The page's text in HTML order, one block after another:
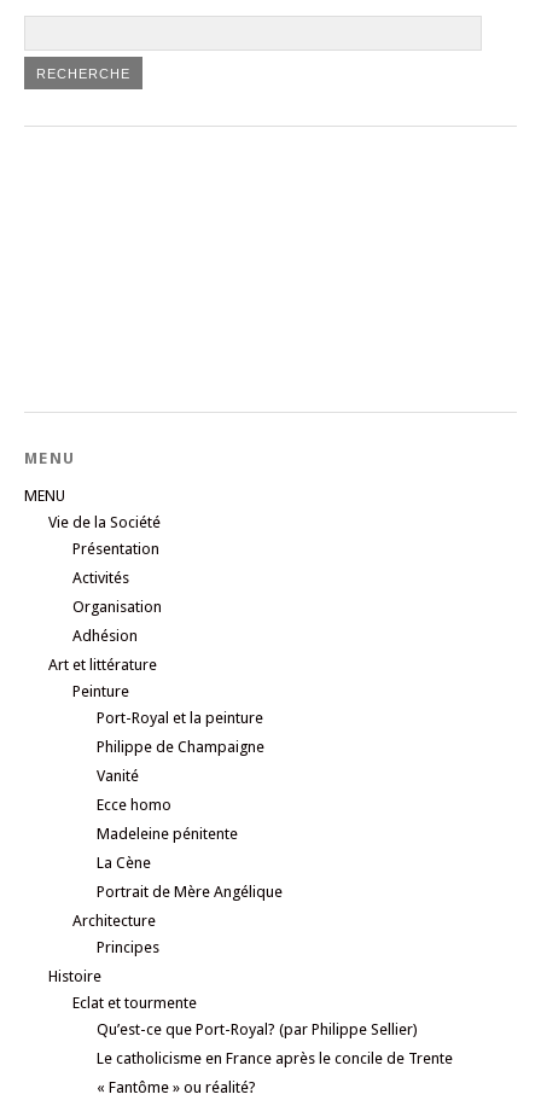
MENU
MENU
Vie de la Société
Présentation
Activités
Organisation
Adhésion
Art et littérature
Peinture
Port-Royal et la peinture
Philippe de Champaigne
Vanité
Ecce homo
Madeleine pénitente
La Cène
Portrait de Mère Angélique
Architecture
Principes
Histoire
Eclat et tourmente
Qu’est-ce que Port-Royal? (par Philippe Sellier)
Le catholicisme en France après le concile de Trente
« Fantôme » ou réalité?